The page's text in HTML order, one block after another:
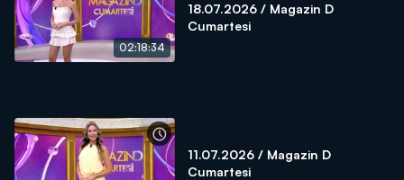
02:18:34
18.07.2026 / Magazin D
Cumartesi
11.07.2026 / Magazin D
Cumartesi